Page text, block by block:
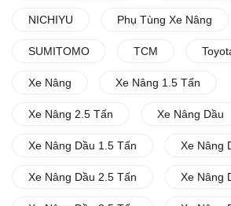
NICHIYU Phụ Tùng Xe Nâng
SUMITOMO TCM
Xe Nâng Xe Nâng 1.5 Tấn
Xe Nâng 2.5 Tấn Xe Nâng Dầu
Xe Nâng Dầu 1.5 Tấn Xe Nâng
Xe Nâng Dầu 2.5 Tấn Xe Nâng